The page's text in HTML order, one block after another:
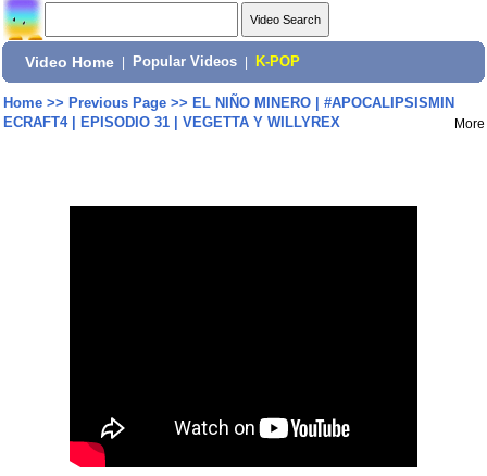
Video Home Popular Videos K-POP
Home>> Previous Page>> EL NIÑO MINERO | #APOCALIPSISMIN
ECRAFT4 | EPISODIO 31 | VEGETTA Y WILLYREX
More